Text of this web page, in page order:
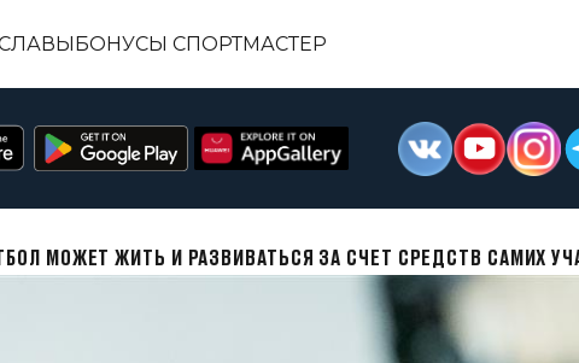
БОНУСЫ СПОРТМАСТЕР
МОЖЕТ ЖИТЬ И РАЗВИВАТЬСЯ ЗА СЧЕТ СРЕДСТВ САМИХ